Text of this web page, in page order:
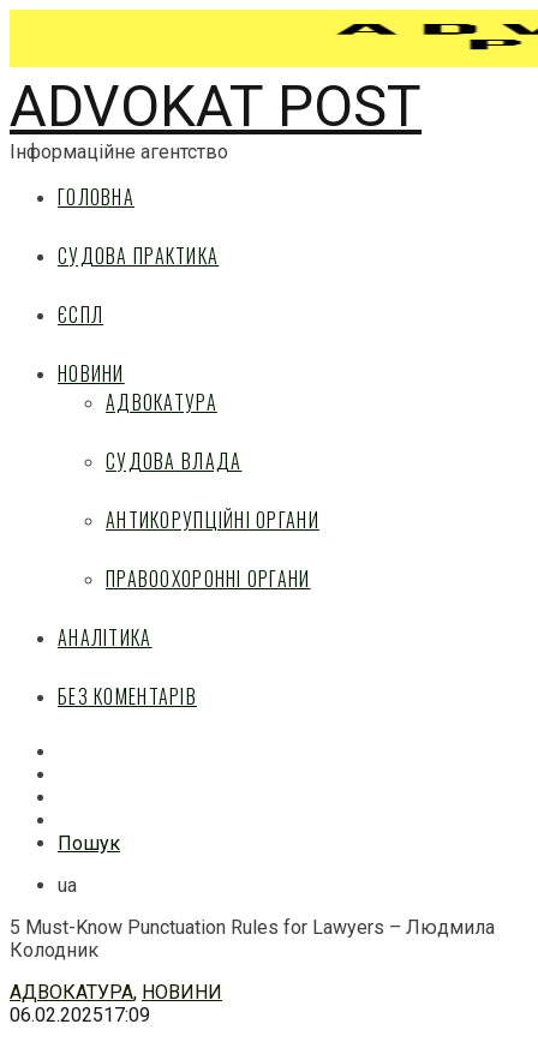
ADVOKAT POST
Інформаційне агентство
ГОЛОВНА
СУДОВА ПРАКТИКА
ЄСПЛ
НОВИНИ
АДВОКАТУРА
СУДОВА ВЛАДА
АНТИКОРУПЦІЙНІ ОРГАНИ
ПРАВООХОРОННІ ОРГАНИ
АНАЛІТИКА
БЕЗ КОМЕНТАРІВ
Пошук
ua
5 Must-Know Punctuation Rules for Lawyers – Людмила
Колодник
Перейти
до
АДВОКАТУРА, НОВИНИ
06.02.202517:09